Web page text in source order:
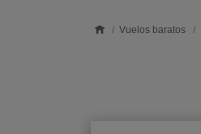
Vuelos baratos